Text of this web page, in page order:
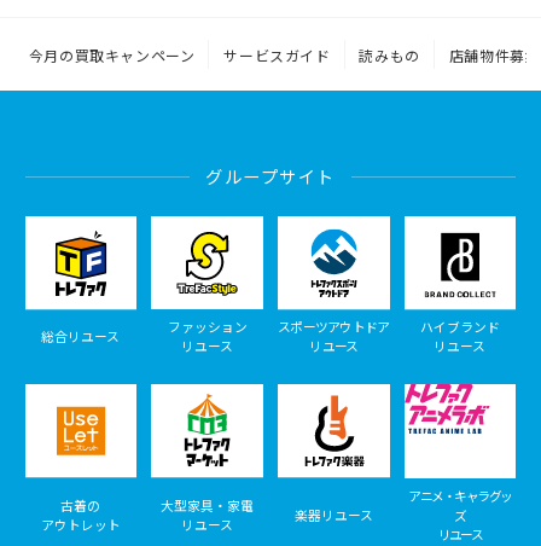
今月の買取キャンペーン サービスガイド 読みもの 店舗物件募集
グループサイト
総合リユース
ファッション
リユース
スポーツアウトドア
リユース
ハイブランド
リユース
古着の
アウトレット
大型家具・家電
リユース
楽器リユース
アニメ・キャラグッ
ズ
リユース